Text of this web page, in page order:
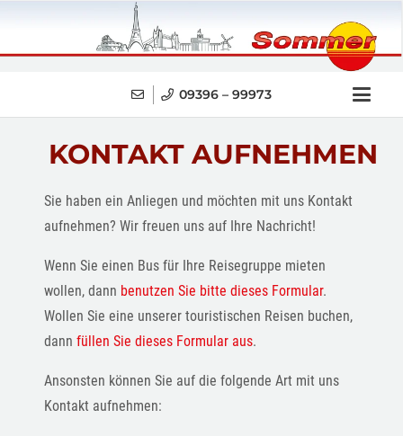
09396 – 99973
KONTAKT AUFNEHMEN
Sie haben ein Anliegen und möchten mit uns Kontakt
aufnehmen? Wir freuen uns auf Ihre Nachricht!
Wenn Sie einen Bus für Ihre Reisegruppe mieten
wollen, dann benutzen Sie bitte dieses Formular.
Wollen Sie eine unserer touristischen Reisen buchen,
dann füllen Sie dieses Formular aus.
Ansonsten können Sie auf die folgende Art mit uns
Kontakt aufnehmen: